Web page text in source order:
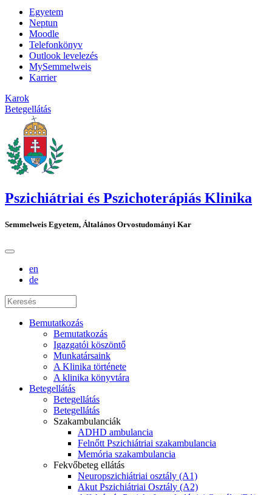
Egyetem
Neptun
Moodle
Telefonkönyv
Outlook levelezés
MySemmelweis
Karrier
Karok
Betegellátás
Pszichiátriai és Pszichoterápiás Klinika
Semmelweis Egyetem, Általános Orvostudományi Kar
en
de
Bemutatkozás
Bemutatkozás
Igazgatói köszöntő
Munkatársaink
A Klinika története
A klinika könyvtára
Betegellátás
Betegellátás
Betegellátás
Szakambulanciák
ADHD ambulancia
Felnőtt Pszichiátriai szakambulancia
Memória szakambulancia
Fekvőbeteg ellátás
Neuropszichiátriai osztály (A1)
Akut Pszichiátriai Osztály (A2)